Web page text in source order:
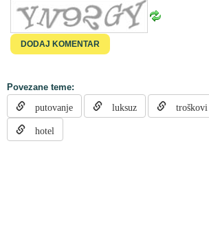
Povezane teme:
putovanje luksuz troškovi
hotel